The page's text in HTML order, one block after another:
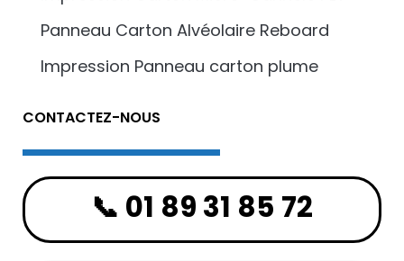
Panneau Carton Alvéolaire Reboard
Impression Panneau carton plume
CONTACTEZ-NOUS
📞 01 89 31 85 72